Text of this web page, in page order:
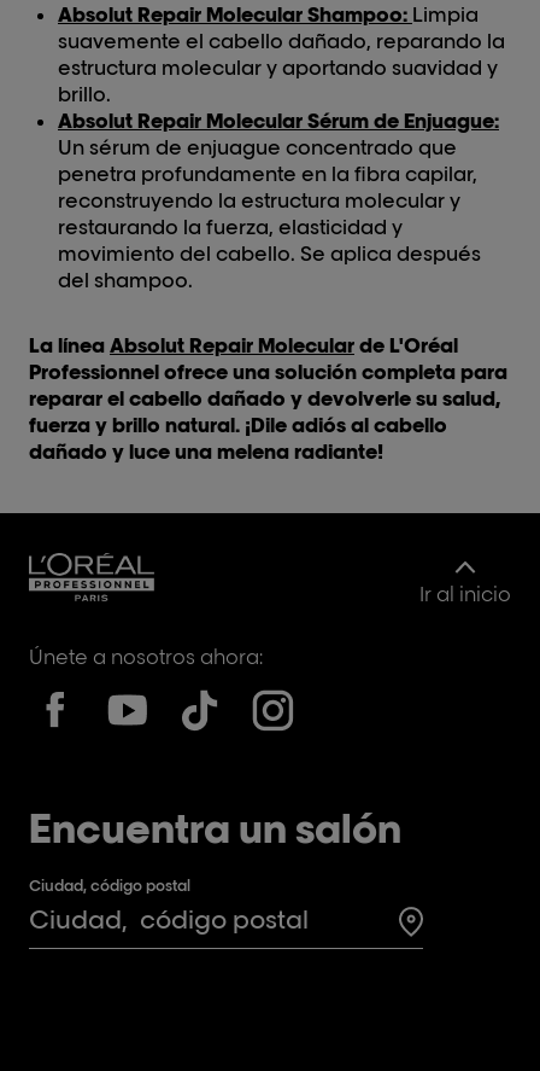
Absolut Repair Molecular Shampoo: Limpia
suavemente el cabello dañado, reparando la
estructura molecular y aportando suavidad y
brillo.
Absolut Repair Molecular Sérum de Enjuague:
Un sérum de enjuague concentrado que
penetra profundamente en la fibra capilar,
reconstruyendo la estructura molecular y
restaurando la fuerza, elasticidad y
movimiento del cabello. Se aplica después
del shampoo.
La línea Absolut Repair Molecular de L'Oréal
Professionnel ofrece una solución completa para
reparar el cabello dañado y devolverle su salud,
fuerza y brillo natural. ¡Dile adiós al cabello
dañado y luce una melena radiante!
Ir al inicio
Únete a nosotros ahora:
Encuentra un salón
Ciudad, código postal
Search for a